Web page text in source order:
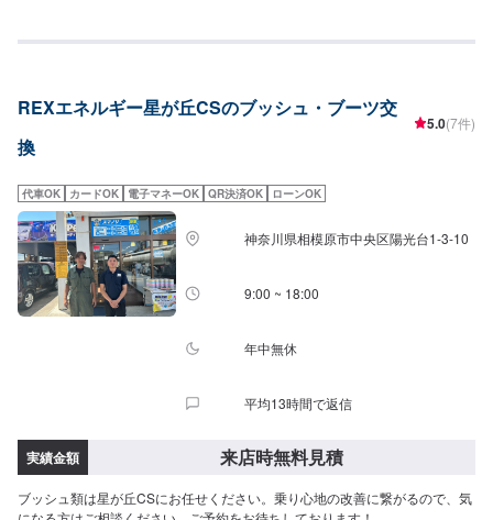
REXエネルギー星が丘CSのブッシュ・ブーツ交
換
5.0(7件)
代車OK カードOK 電子マネーOK QR決済OK ローンOK
神奈川県相模原市中央区陽光台1-3-10
9:00 ~ 18:00
年中無休
平均13時間で返信
実績金額 来店時無料見積
ブッシュ類は星が丘CSにお任せください。乗り心地の改善に繋がるので、気